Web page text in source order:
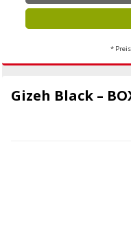
*
Gizeh Black –